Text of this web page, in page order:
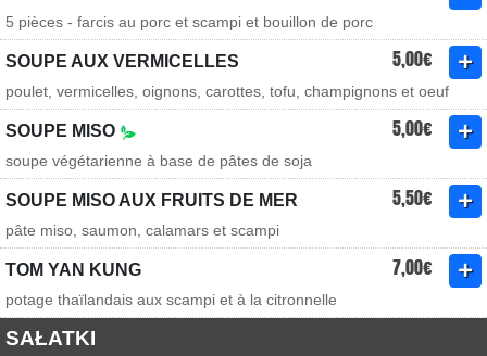
5 pièces - farcis au porc et scampi et bouillon de porc
SOUPE AUX VERMICELLES 5,00€
poulet, vermicelles, oignons, carottes, tofu, champignons et oeuf
SOUPE MISO 5,00€
soupe végétarienne à base de pâtes de soja
SOUPE MISO AUX FRUITS DE MER 5,50€
pâte miso, saumon, calamars et scampi
TOM YAN KUNG 7,00€
potage thaïlandais aux scampi et à la citronnelle
SAŁATKI